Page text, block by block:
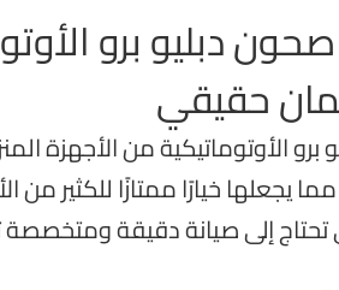
دبليو برو
حقيقي
الأوتوماتيكية من الأجهزة
يجعلها خيارًا ممتازًا للكثير
تحتاج إلى صيانة دقيقة